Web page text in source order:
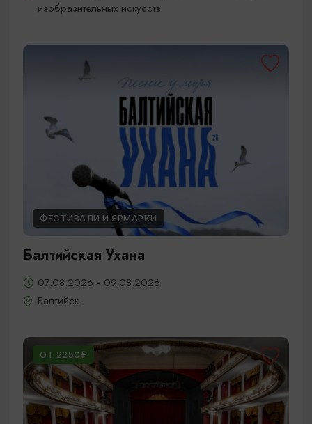
изобразительных искусств
ФЕСТИВАЛИ И ЯРМАРКИ
Балтийская Ухана
07.08.2026 - 09.08.2026
Балтийск
ОТ 2250₽